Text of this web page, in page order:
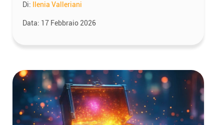
Di: Ilenia Valleriani
Data: 17 Febbraio 2026